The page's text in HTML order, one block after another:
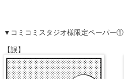
▼コミコミスタジオ様限定ペーパー①
【誤】